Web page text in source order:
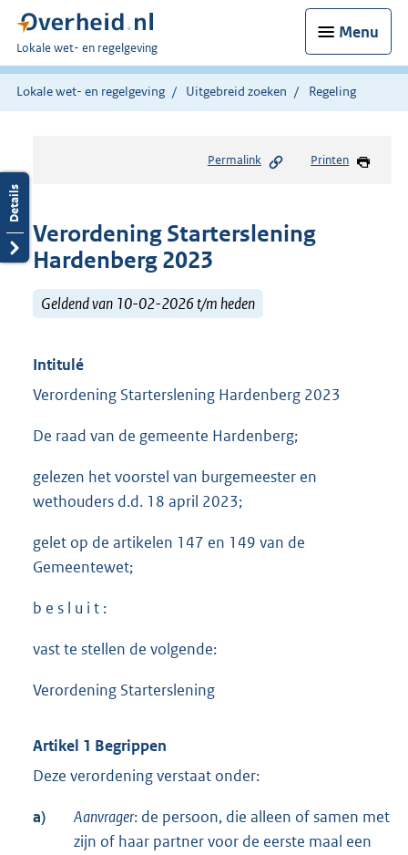
Menu
U
bent
hier:
Lokale wet- en regelgeving
Lokale wet- en regelgeving Uitgebreid zoeken Regeling
Permalink Printen
Verordening Starterslening
Hardenberg 2023
Geldend van 10-02-2026 t/m heden
Intitulé
Verordening Starterslening Hardenberg 2023
De raad van de gemeente Hardenberg;
gelezen het voorstel van burgemeester en
wethouders d.d. 18 april 2023;
gelet op de artikelen 147 en 149 van de
Gemeentewet;
b e s l u i t :
vast te stellen de volgende:
Verordening Starterslening
Artikel 1 Begrippen
Deze verordening verstaat onder:
a) Aanvrager: de persoon, die alleen of samen met
zijn of haar partner voor de eerste maal een